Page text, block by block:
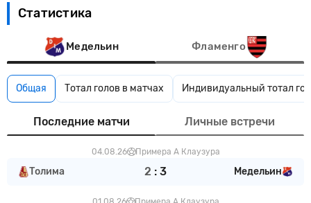
Статистика
Медельин Фламенго
Общая Тотал голов в матчах Индивидуальный тотал
Последние матчи Личные встречи
04.08.26 Примера А Клаузура
Толима 2 : 3 Медельин